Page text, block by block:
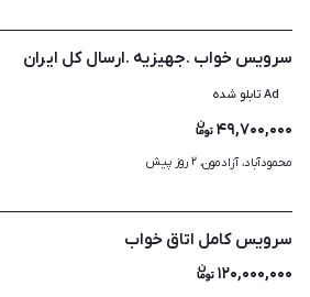
سرویس خواب .جهیزیه .ارسال کل ایران
Ad تابلو شده
۴۹,۷۰۰,۰۰۰
محمودآباد، آزادمون، ۲ روز پیش
سرویس کامل اتاق خواب
۱۲۰,۰۰۰,۰۰۰